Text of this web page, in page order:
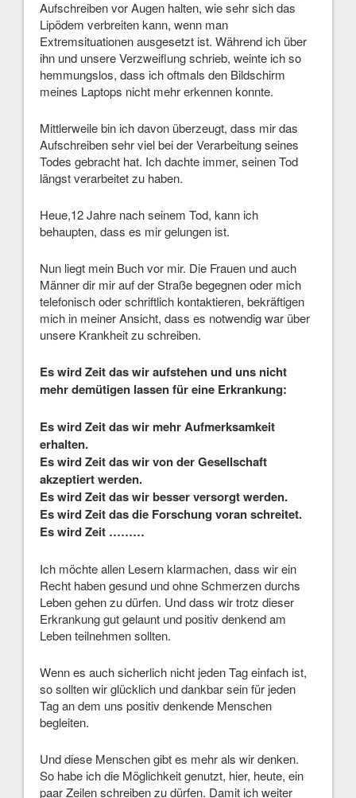
Aufschreiben vor Augen halten, wie sehr sich das
Lipödem verbreiten kann, wenn man
Extremsituationen ausgesetzt ist. Während ich über
ihn und unsere Verzweiflung schrieb, weinte ich so
hemmungslos, dass ich oftmals den Bildschirm
meines Laptops nicht mehr erkennen konnte.
Mittlerweile bin ich davon überzeugt, dass mir das
Aufschreiben sehr viel bei der Verarbeitung seines
Todes gebracht hat. Ich dachte immer, seinen Tod
längst verarbeitet zu haben.
Heue,12 Jahre nach seinem Tod, kann ich
behaupten, dass es mir gelungen ist.
Nun liegt mein Buch vor mir. Die Frauen und auch
Männer dir mir auf der Straße begegnen oder mich
telefonisch oder schriftlich kontaktieren, bekräftigen
mich in meiner Ansicht, dass es notwendig war über
unsere Krankheit zu schreiben.
Es wird Zeit das wir aufstehen und uns nicht
mehr demütigen lassen für eine Erkrankung:
Es wird Zeit das wir mehr Aufmerksamkeit
erhalten.
Es wird Zeit das wir von der Gesellschaft
akzeptiert werden.
Es wird Zeit das wir besser versorgt werden.
Es wird Zeit das die Forschung voran schreitet.
Es wird Zeit ………
Ich möchte allen Lesern klarmachen, dass wir ein
Recht haben gesund und ohne Schmerzen durchs
Leben gehen zu dürfen. Und dass wir trotz dieser
Erkrankung gut gelaunt und positiv denkend am
Leben teilnehmen sollten.
Wenn es auch sicherlich nicht jeden Tag einfach ist,
so sollten wir glücklich und dankbar sein für jeden
Tag an dem uns positiv denkende Menschen
begleiten.
Und diese Menschen gibt es mehr als wir denken.
So habe ich die Möglichkeit genutzt, hier, heute, ein
paar Zeilen schreiben zu dürfen. Damit ich weiter